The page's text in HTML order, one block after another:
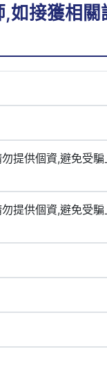
如接獲相關
提供個資,避免受
提供個資,避免受